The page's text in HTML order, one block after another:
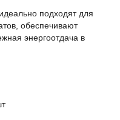
идеально подходят для
обеспечивают
энергоотдача в